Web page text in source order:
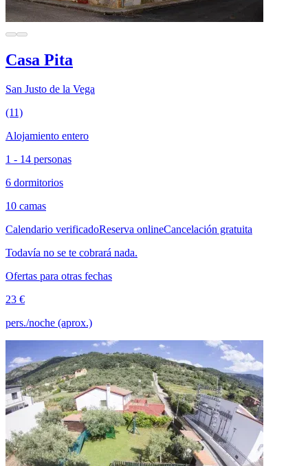
Casa Pita
San Justo de la Vega
(11)
Alojamiento entero
1 - 14 personas
6 dormitorios
10 camas
Calendario verificadoReserva onlineCancelación gratuita
Todavía no se te cobrará nada.
Ofertas para otras fechas
23 €
pers./noche (aprox.)